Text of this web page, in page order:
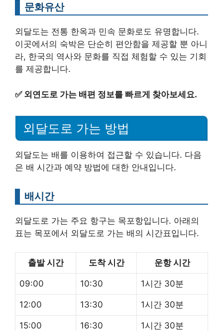
문화유산
외달도는 전통 한옥과 민속 문화로도 유명합니다.
이곳에서의 숙박은 단순히 편안함을 제공할 뿐 아니
라, 한국의 역사와 문화를 직접 체험할 수 있는 기회
를 제공합니다.
✅ 외연도로 가는 배편 정보를 빠르게 찾아보세요.
외달도로 가는 방법
외달도는 배를 이용하여 접근할 수 있습니다. 다음
은 배 시간과 예약 방법에 대한 안내입니다.
배시간
외달도로 가는 주요 항구는 목포항입니다. 아래의
표는 목포에서 외달도로 가는 배의 시간표입니다.
출발 시간 도착 시간 운항 시간
09:00 10:30 1시간 30분
12:00 13:30 1시간 30분
15:00 16:30 1시간 30분